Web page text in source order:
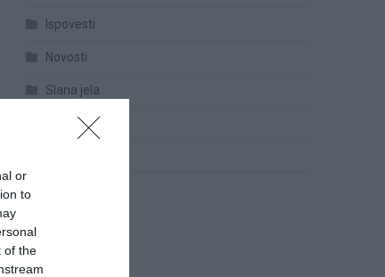
or
to
of the
Ispovesti
Novosti
Slana jela